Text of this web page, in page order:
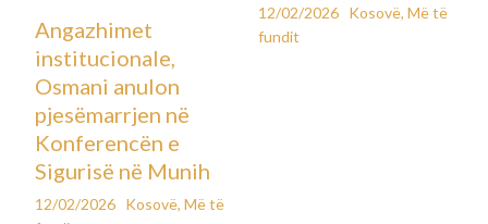
Angazhimet
institucionale,
Osmani anulon
pjesëmarrjen në
Konferencën e
Sigurisë në Munih
12/02/2026 Kosovë,Më të
12/02/2026 Kosovë, Më të
fundit